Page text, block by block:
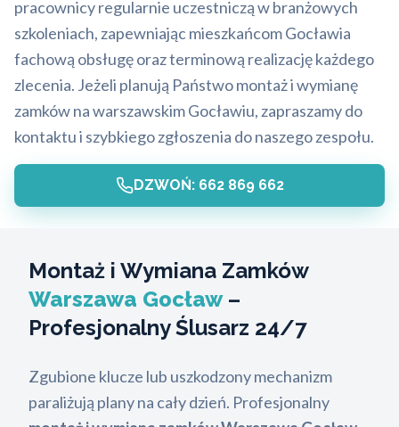
pracownicy regularnie uczestniczą w branżowych
szkoleniach, zapewniając mieszkańcom Gocławia
fachową obsługę oraz terminową realizację każdego
zlecenia. Jeżeli planują Państwo montaż i wymianę
zamków na warszawskim Gocławiu, zapraszamy do
kontaktu i szybkiego zgłoszenia do naszego zespołu.
DZWOŃ: 662 869 662
Montaż i Wymiana Zamków
Warszawa Gocław–
Profesjonalny Ślusarz 24/7
Zgubione klucze lub uszkodzony mechanizm
paraliżują plany na cały dzień. Profesjonalny